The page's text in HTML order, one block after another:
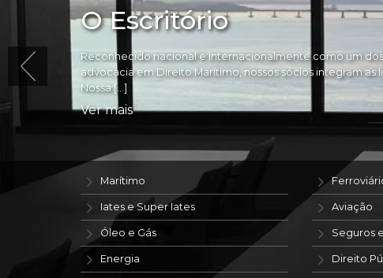
O Escritório
Reconhecido nacional e internacionalmente como um
advocacia em Direito Marítimo, nossos sócios integram as
Nossa […]
Ver mais
Marítimo
Iates e Super Iates
Óleo e Gás
Energia
Aviação
Seguros
Direito